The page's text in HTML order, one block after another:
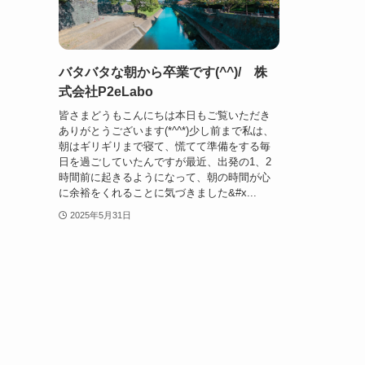
バタバタな朝から卒業です(^^)/ 株
式会社P2eLabo
皆さまどうもこんにちは本日もご覧いただき
ありがとうございます(*^^*)少し前まで私は、
朝はギリギリまで寝て、慌てて準備をする毎
日を過ごしていたんですが最近、出発の1、2
時間前に起きるようになって、朝の時間が心
に余裕をくれることに気づきました&#x...
2025年5月31日